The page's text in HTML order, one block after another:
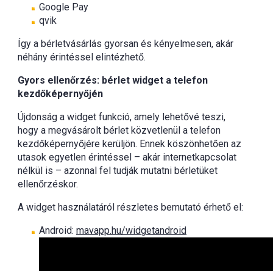
Google Pay
qvik
Így a bérletvásárlás gyorsan és kényelmesen, akár
néhány érintéssel elintézhető.
Gyors ellenőrzés: bérlet widget a telefon
kezdőképernyőjén
Újdonság a widget funkció, amely lehetővé teszi,
hogy a megvásárolt bérlet közvetlenül a telefon
kezdőképernyőjére kerüljön. Ennek köszönhetően az
utasok egyetlen érintéssel – akár internetkapcsolat
nélkül is – azonnal fel tudják mutatni bérletüket
ellenőrzéskor.
A widget használatáról részletes bemutató érhető el:
Android: mavapp.hu/widgetandroid